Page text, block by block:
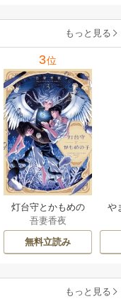
ア
もっと見る
3位
灯台守とかもめの
子
吾妻香夜
無料立読み
や
もっと見る